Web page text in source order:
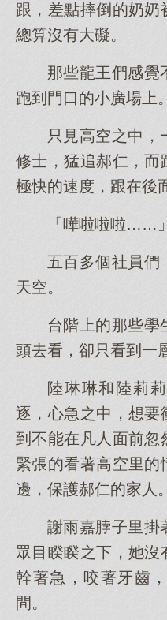
跟，差點摔倒的奶奶
總算沒有大礙。
那些龍王們感覺
跑到門口的小廣場上。
只見高空之中，
修士，猛追郝仁，而
極快的速度，跟在後
「嘩啦啦啦……」
五百多個社員們
天空。
台階上的那些學
頭去看，卻只看到一
陸琳琳和陸莉
逐，心急之中，想要
到不能在凡人面前忽
緊張的看著高空里的
邊，保護郝仁的家人。
謝雨嘉脖子里掛
眾目睽睽之下，她
幹著急，咬著牙齒
間。